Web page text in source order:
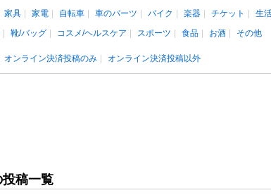
家具 家電 自転車 車のパーツ バイク 楽器 チケット 生
靴/バッグ コスメ/ヘルスケア スポーツ 食品 お酒 その他
オンライン決済投稿のみ オンライン決済投稿以外
稿一覧